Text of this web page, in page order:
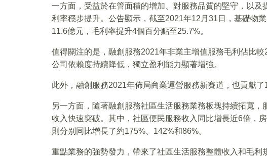
一方面，受益於在管面積的增加、對服務品質的堅守，以
利率穩步提升。公告顯示，截至2021年12月31日，基礎物
11.6億元，毛利率提升4個百分點至25.7%。
值得關注的是，融創服務2021年非業主增值服務毛利佔比
公司依賴度持續降低，獨立盈利能力顯著增強。
此外，融創服務2021年佈局商業運營服務新賽道，也貢獻了
另一方面，隨著融創服務社區生活服務業務板塊持續拓寬
收入快速突破。其中，社區便民服務收入同比增長近6倍，
則分别同比增長了約175%、142%和86%。
重點業務的強勢發力，帶來了社區生活服務整體收入和毛